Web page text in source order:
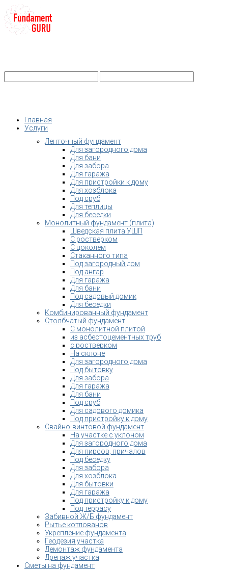
Главная
Услуги
Ленточный фундамент
Для загородного дома
Для бани
Для забора
Для гаража
Для пристройки к дому
Для хозблока
Под сруб
Для теплицы
Для беседки
Монолитный фундамент (плита)
Шведская плита УШП
С ростверком
С цоколем
Стаканного типа
Под загородный дом
Под ангар
Для гаража
Для бани
Под садовый домик
Для беседки
Комбинированный фундамент
Столбчатый фундамент
С монолитной плитой
из асбестоцементных труб
с ростверком
На склоне
Для загородного дома
Под бытовку
Для забора
Для гаража
Для бани
Под сруб
Для садового домика
Под пристройку к дому
Свайно-винтовой фундамент
На участке с уклоном
Для загородного дома
Для пирсов, причалов
Под беседку
Для забора
Для хозблока
Для бытовки
Для гаража
Под пристройку к дому
Под террасу
Забивной Ж/Б фундамент
Рытье котлованов
Укрепление фундамента
Геодезия участка
Демонтаж фундамента
Дренаж участка
Сметы на фундамент